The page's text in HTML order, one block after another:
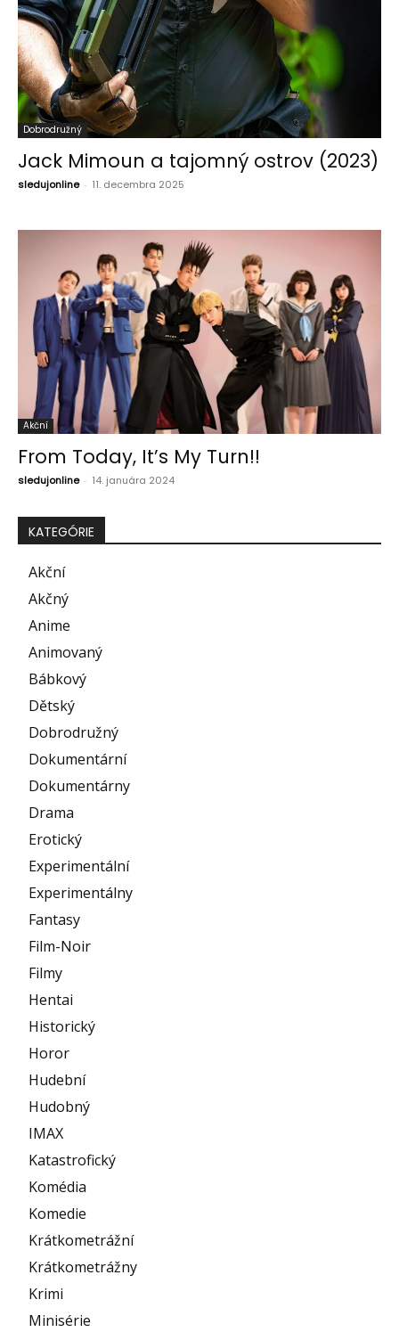
Dobrodružný
Jack Mimoun a tajomný ostrov (2023)
sledujonline - 11. decembra 2025
Akční
From Today, It’s My Turn!!
sledujonline - 14. januára 2024
KATEGÓRIE
Akční
Akčný
Anime
Animovaný
Bábkový
Dětský
Dobrodružný
Dokumentární
Dokumentárny
Drama
Erotický
Experimentální
Experimentálny
Fantasy
Film-Noir
Filmy
Hentai
Historický
Horor
Hudební
Hudobný
IMAX
Katastrofický
Komédia
Komedie
Krátkometrážní
Krátkometrážny
Krimi
Minisérie